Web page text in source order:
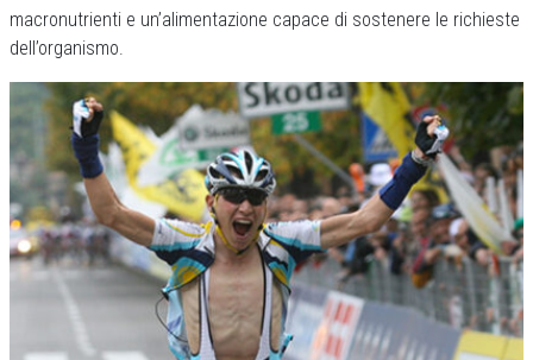
macronutrienti e un’alimentazione capace di sostenere le richieste
dell’organismo.